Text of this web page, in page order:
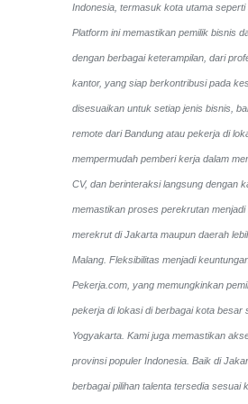
Indonesia, termasuk kota utama seperti
Platform ini memastikan pemilik bisnis
dengan berbagai keterampilan, dari
kantor, yang siap berkontribusi pada
disesuaikan untuk setiap jenis bisnis,
remote dari Bandung atau pekerja di
mempermudah pemberi kerja dalam
CV, dan berinteraksi langsung dengan
memastikan proses perekrutan
merekrut di Jakarta maupun daerah
Malang. Fleksibilitas menjadi
Pekerja.com, yang memungkinkan
pekerja di lokasi di berbagai kota besar
Yogyakarta. Kami juga memastikan
provinsi populer Indonesia. Baik di
berbagai pilihan talenta tersedia sesuai